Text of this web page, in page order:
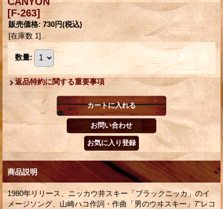
[F-263]
販売価格: 730円(税込)
[在庫数 1]
数量:
返品特約に関する重要事項
商品説明
1980年リリース、ニッカウ井スキー「ブラックニッカ」のイ
メージソング、山崎ハコ作詞・作曲「男のウヰスキー」7"レコ